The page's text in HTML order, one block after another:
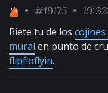
• #19175 •
Riete tu de los cojines
mural en punto de
flipfloflyin.